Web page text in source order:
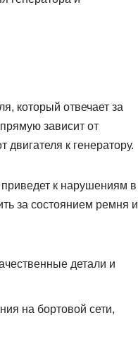
который отвечает за
зависит от
к генератору.
к нарушениям в
за состоянием ремня и
детали и
на бортовой сети,